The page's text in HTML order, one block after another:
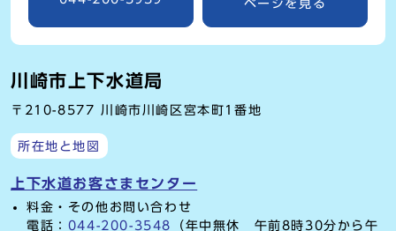
ページを見る
川崎市上下水道局
〒210-8577 川崎市川崎区宮本町1番地
所在地と地図
上下水道お客さまセンター
料金・その他お問い合わせ
電話： 044-200-3548 （年中無休 午前8時30分から午